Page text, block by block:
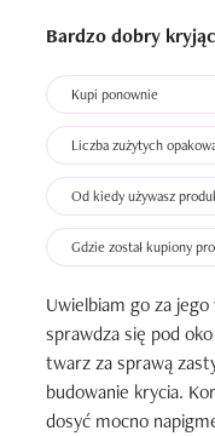
Bardzo dobry
Kupi ponownie
Liczba zużytych
Od kiedy używasz
Gdzie został kupiony
Uwielbiam go za
sprawdza się pod
twarz za sprawą
budowanie krycia.
dosyć mocno